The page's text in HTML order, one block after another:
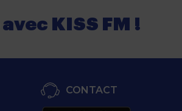
avec KISS FM !
CONTACT